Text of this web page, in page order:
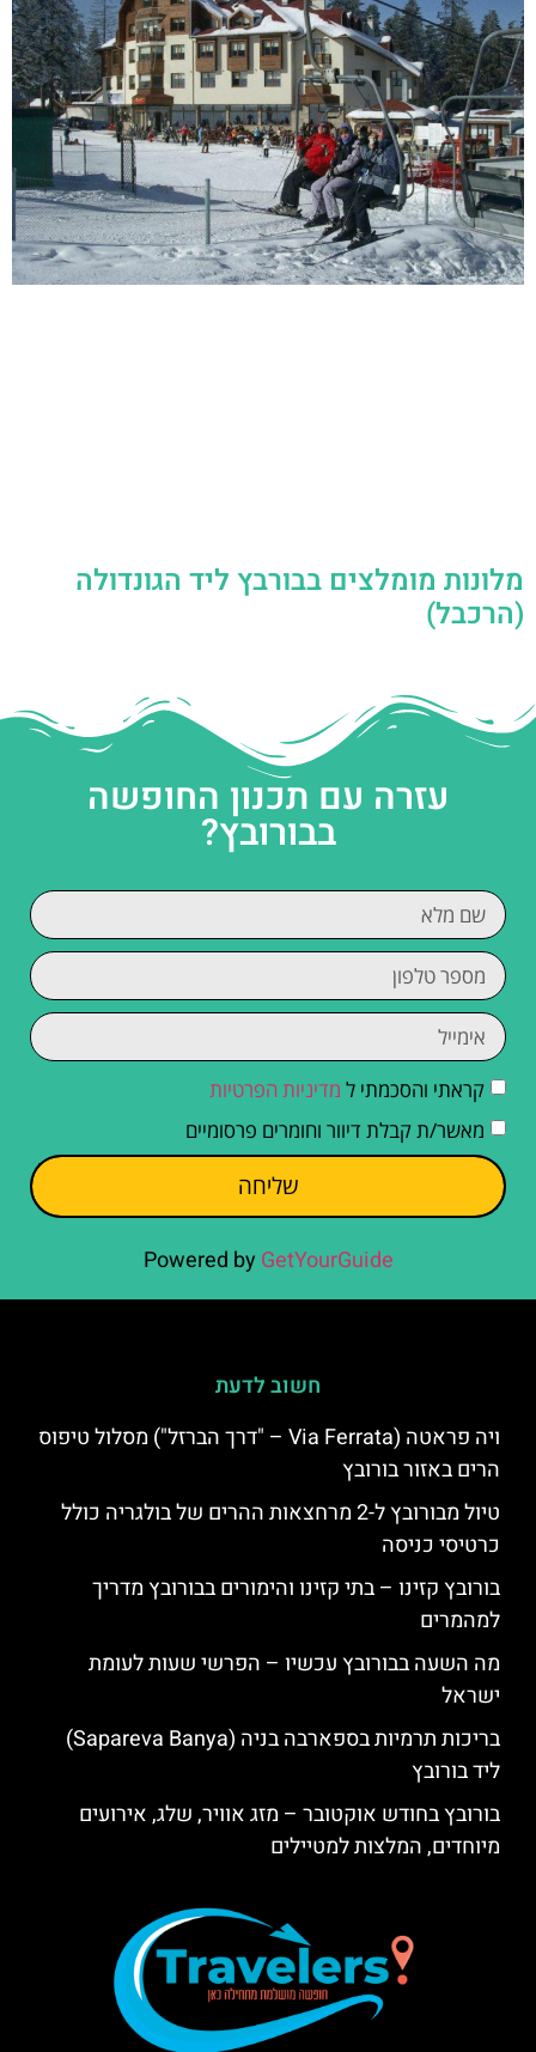
מלונות מומלצים בבורבץ ליד הגונדולה
(הרכבל)
עזרה עם תכנון החופשה
בבורובץ?
קראתי והסכמתי ל מדיניות הפרטיות
מאשר/ת קבלת דיוור וחומרים פרסומיים
שליחה
Powered by GetYourGuide
חשוב לדעת
ויה פראטה (Via Ferrata – "דרך הברזל") מסלול טיפוס
הרים באזור בורובץ
טיול מבורובץ ל-2 מרחצאות ההרים של בולגריה כולל
כרטיסי כניסה
בורובץ קזינו – בתי קזינו והימורים בבורובץ מדריך
למהמרים
מה השעה בבורובץ עכשיו – הפרשי שעות לעומת
ישראל
בריכות תרמיות בספארבה בניה (Sapareva Banya)
ליד בורובץ
בורובץ בחודש אוקטובר – מזג אוויר, שלג, אירועים
מיוחדים, המלצות למטיילים